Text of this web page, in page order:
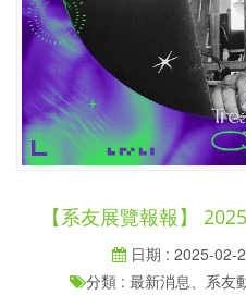
【系友展覽報報】
日期 : 2025-02-
分類 : 最新消息、系友